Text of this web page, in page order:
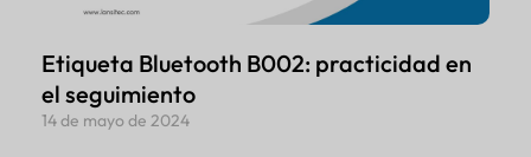
Etiqueta Bluetooth B002: practicidad en
el seguimiento
14 de mayo de 2024